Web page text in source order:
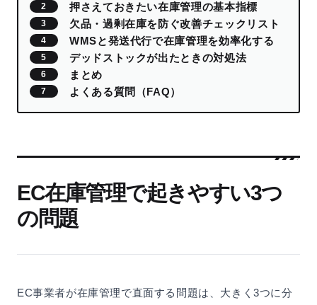
押さえておきたい在庫管理の基本指標
欠品・過剰在庫を防ぐ改善チェックリスト
WMSと発送代行で在庫管理を効率化する
デッドストックが出たときの対処法
まとめ
よくある質問（FAQ）
EC在庫管理で起きやすい3つ
の問題
EC事業者が在庫管理で直面する問題は、大きく3つに分